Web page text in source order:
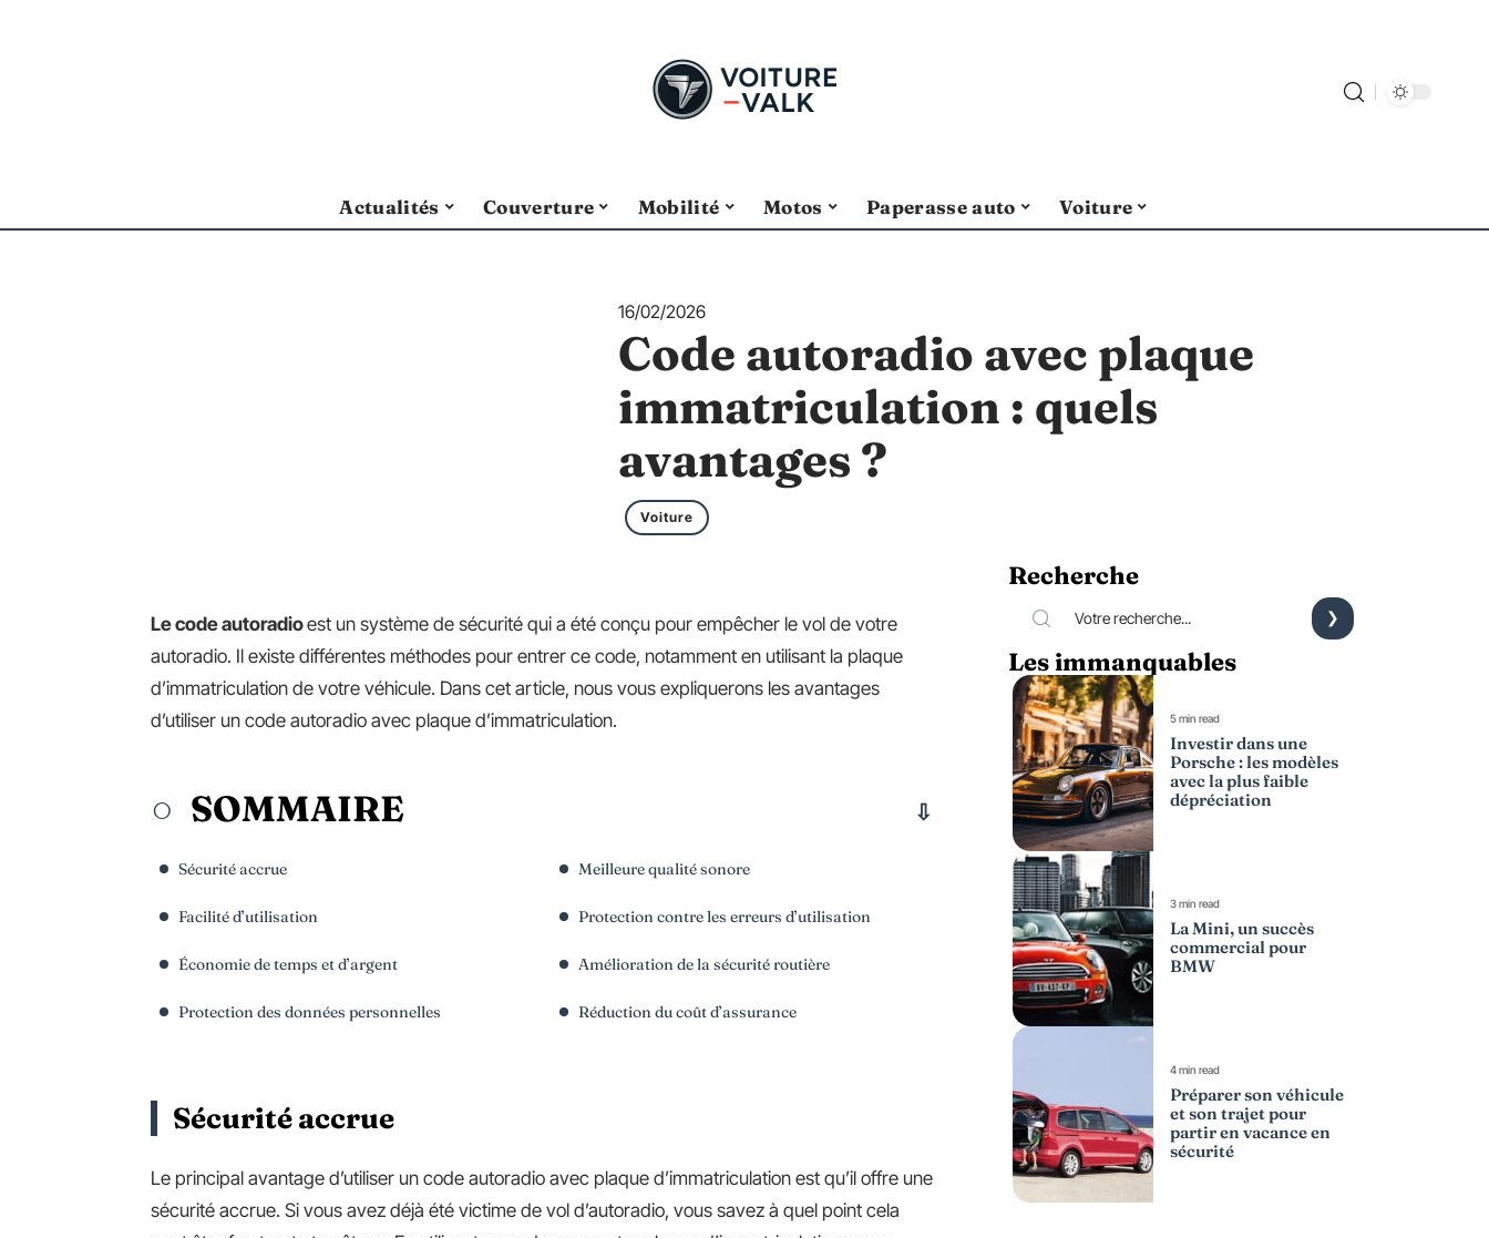
Actualités Couverture Mobilité Motos Paperasse auto Voiture
16/02/2026
Code autoradio avec plaque
immatriculation : quels
avantages ?
Voiture
Le code autoradioest un système de sécurité qui a été conçu pour empêcher le vol de votre
autoradio. Il existe différentes méthodes pour entrer ce code, notamment en utilisant la plaque
d’immatriculation de votre véhicule. Dans cet article, nous vous expliquerons les avantages
d’utiliser un code autoradio avec plaque d’immatriculation.
SOMMAIRE
Sécurité accrue
Facilité d’utilisation
Économie de temps et d’argent
Protection des données personnelles
Meilleure qualité sonore
Protection contre les erreurs d’utilisation
Amélioration de la sécurité routière
Réduction du coût d’assurance
Sécurité accrue
Le principal avantage d’utiliser un code autoradio avec plaque d’immatriculation est qu’il offre une
sécurité accrue. Si vous avez déjà été victime de vol d’autoradio, vous savez à quel point cela
Recherche
Les immanquables
5 min read
Investir dans une
Porsche : les modèles
avec la plus faible
dépréciation
3 min read
La Mini, un succès
commercial pour
BMW
4 min read
Préparer son véhicule
et son trajet pour
partir en vacance en
sécurité